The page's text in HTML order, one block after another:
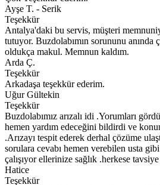
Ayşe T. - Serik
Teşekkür
Antalya'daki bu servis, müşteri
tutuyor. Buzdolabımın sorununu anında
oldukça makul. Memnun kaldım.
Arda Ç.
Teşekkür
Arkadaşa teşekkür ederim.
Uğur Gültekin
Teşekkür
Buzdolabımız arızalı idi .Yorumları
hemen yardım edeceğini bildirdi ve
.Arızayı tespit ederek derhal çözüme
sorulara cevabı hemen verebilen usta gibi
çalışıyor ellerinize sağlık .herkese
Hatice
Teşekkür